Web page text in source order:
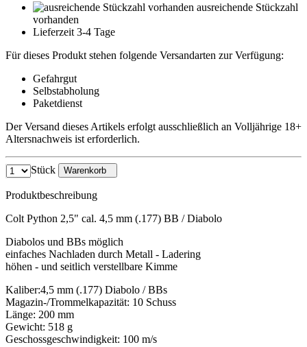
ausreichende Stückzahl
vorhanden
Lieferzeit 3-4 Tage
Für dieses Produkt stehen folgende Versandarten zur Verfügung:
Gefahrgut
Selbstabholung
Paketdienst
Der Versand dieses Artikels erfolgt ausschließlich an Volljährige 18+
Altersnachweis ist erforderlich.
Stück Warenkorb
Produktbeschreibung
Colt Python 2,5" cal. 4,5 mm (.177) BB / Diabolo
Diabolos und BBs möglich
einfaches Nachladen durch Metall - Ladering
höhen - und seitlich verstellbare Kimme
Kaliber:4,5 mm (.177) Diabolo / BBs
Magazin-/Trommelkapazität: 10 Schuss
Länge: 200 mm
Gewicht: 518 g
Geschossgeschwindigkeit: 100 m/s